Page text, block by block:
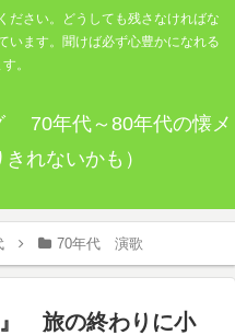
ださい。どうしても残さなければな
います。聞けば必ず心豊かになれる
。
70年代～80年代の懐メ
れないかも）
70年代 演歌
旅の終わりに小